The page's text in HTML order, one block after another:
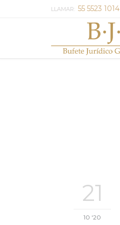
LLAMAR: 55 5523 1014
21
10 '20